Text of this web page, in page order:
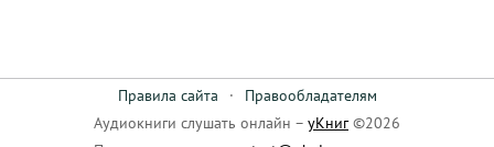
Правила сайта ·
Правообладателям
Аудиокниги слушать онлайн – уКниг©2026